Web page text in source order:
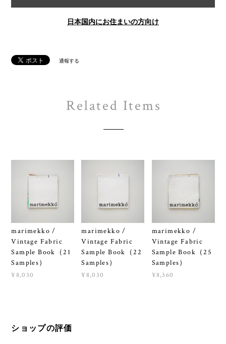
日本国内にお住まいの方向け
通報する
Related Items
marimekko /
Vintage Fabric
Sample Book（21
Samples）
¥8,030
marimekko /
Vintage Fabric
Sample Book（22
Samples）
¥8,030
marimekko /
Vintage Fabric
Sample Book（25
Samples）
¥8,360
ショップの評価